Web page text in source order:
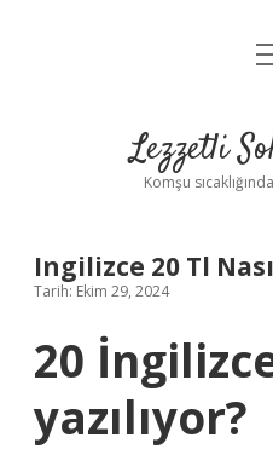
Yasal
Lezzetli
Komşu
Ingilizce 20 Tl
Tarih: Ekim 29, 2024
20
yazılıyor?